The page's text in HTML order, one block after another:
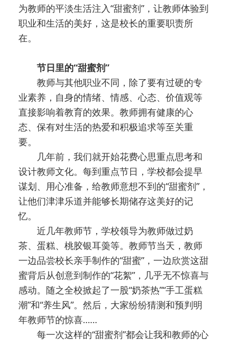
为教师的平淡生活注入“甜蜜剂”，让教师体验到
职业和生活的美好，这是校长的重要职责所
在。
节日里的“甜蜜剂”
教师与其他职业不同，除了要有过硬的专
业素养，自身的情绪、情感、心态、价值观等
直接影响着教育的效果。教师拥有健康的心
态、保有对生活的热爱和积极追求等至关重
要。
几年前，我们就开始花费心思重点思考和
设计教师文化。每到重点节日，学校都会提早
谋划、用心准备，给教师意想不到的“甜蜜剂”，
让他们津津乐道并能够长期储存这美好的记
忆。
近几年教师节，学校领导为教师做过奶
茶、蛋糕、桃胶银耳羮等。教师节当天，教师
一边品尝校长亲手制作的“甜蜜”，一边欣赏这甜
蜜背后从创意到制作的“花絮”，几乎无不惊喜与
感动。随之全校掀起了一股“奶茶热”“手工蛋糕
潮”和“养生风”。然后，大家纷纷猜测和预判明
年教师节的惊喜……
每一次这样的“甜蜜剂”都会让我和教师的心